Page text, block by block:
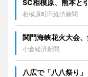
SC相模原、熊本
相模原町田経済新聞
関門海峡花火大会
小倉経済新聞
八広で「八八祭り